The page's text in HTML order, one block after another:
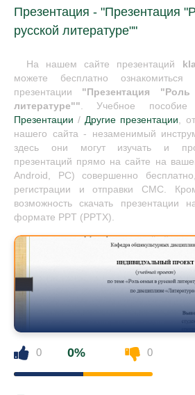
Презентация - "Презентация
русской литературе""
На нашем сайте презентаций
можете бесплатно
презентации "Презентация
литературе"". Учебное
Презентации /Другие презентации,
нашего сайта - незаменимый
здесь они могут изучать и
презентаций прямо на сайте на
Android, PC) совершенно
регистрации и отправки СМС.
возможность скачать презентации
формате PPT (PPTX).
0 0% 0